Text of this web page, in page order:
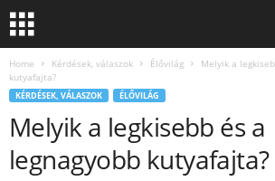
Home Kérdések, válaszok Élővilág
Melyik a
kutyafajta?
KÉRDÉSEK, VÁLASZOK ÉLŐVILÁG
Melyik a legkisebb és a
legnagyobb kutyafajta?